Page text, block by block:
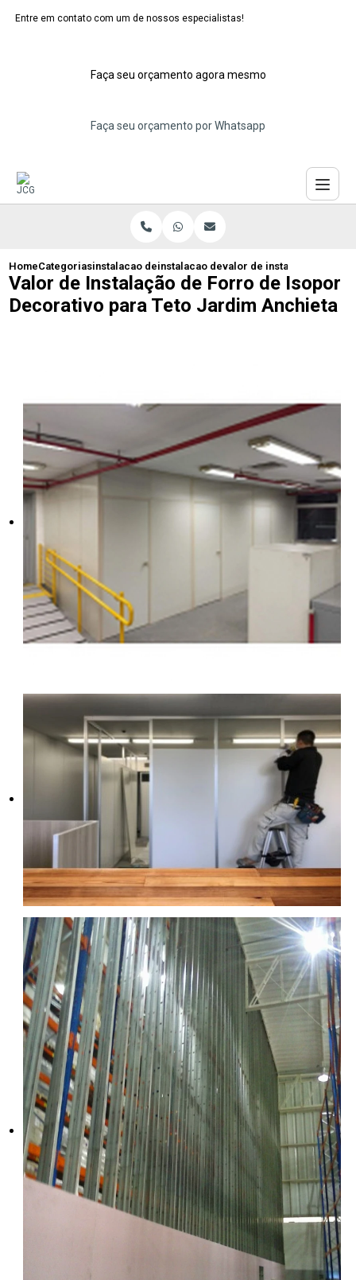
Entre em contato com um de nossos especialistas!
Faça seu orçamento agora mesmo
Faça seu orçamento por Whatsapp
HomeCategoriasinstalacao de forros de isopor
instalacao de forro de isopor abc
valor de instalacao de
Valor de Instalação de Forro de Isopor
Decorativo para Teto Jardim Anchieta